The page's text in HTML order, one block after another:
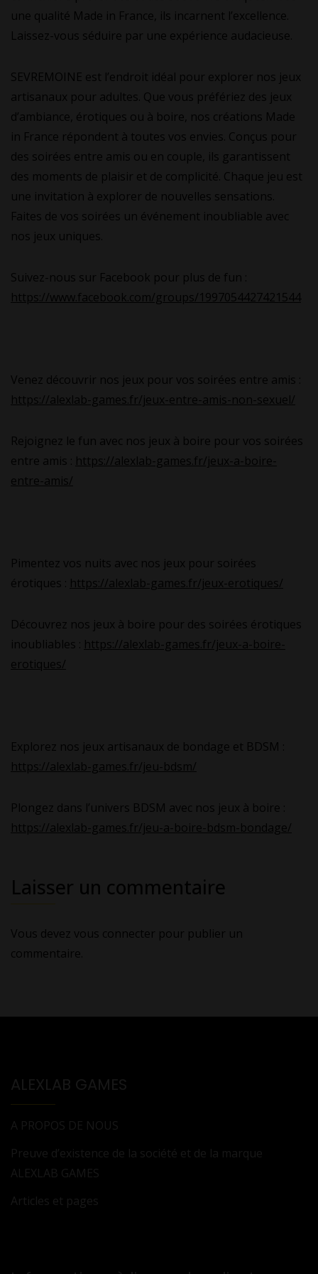
une qualité Made in France, ils incarnent l’excellence.
Laissez-vous séduire par une expérience audacieuse.
SEVREMOINE est l’endroit idéal pour explorer nos jeux
artisanaux pour adultes. Que vous préfériez des jeux
d’ambiance, érotiques ou à boire, nos créations Made
in France répondent à toutes vos envies. Conçus pour
des soirées entre amis ou en couple, ils garantissent
des moments de plaisir et de complicité. Chaque jeu est
une invitation à explorer de nouvelles sensations.
Faites de vos soirées un événement inoubliable avec
nos jeux uniques.
Suivez-nous sur Facebook pour plus de fun :
https://www.facebook.com/groups/1997054427421544
Venez découvrir nos jeux pour vos soirées entre amis :
https://alexlab-games.fr/jeux-entre-amis-non-sexuel/
Rejoignez le fun avec nos jeux à boire pour vos soirées
entre amis : https://alexlab-games.fr/jeux-a-boire-
entre-amis/
Pimentez vos nuits avec nos jeux pour soirées
érotiques : https://alexlab-games.fr/jeux-erotiques/
Découvrez nos jeux à boire pour des soirées érotiques
inoubliables : https://alexlab-games.fr/jeux-a-boire-
erotiques/
Explorez nos jeux artisanaux de bondage et BDSM :
https://alexlab-games.fr/jeu-bdsm/
Plongez dans l’univers BDSM avec nos jeux à boire :
https://alexlab-games.fr/jeu-a-boire-bdsm-bondage/
Laisser un commentaire
Vous devez vous connecter pour publier un
commentaire.